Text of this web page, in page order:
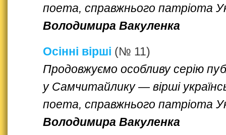
поета, справжнього патріота
Володимира Вакуленка
Осінні вірші (№ 11)
Продовжуємо особливу серію
у Самчитайлику — вірші
поета, справжнього патріота
Володимира Вакуленка